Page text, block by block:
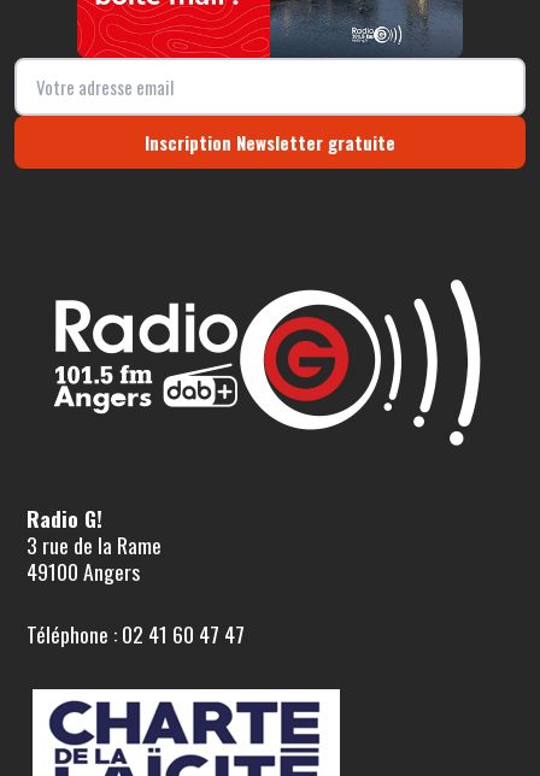
Inscription Newsletter gratuite
Radio G!
3 rue de la Rame
49100 Angers
Téléphone : 02 41 60 47 47